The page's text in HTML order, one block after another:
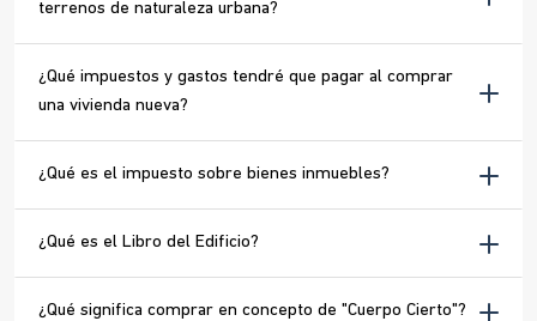
terrenos de naturaleza urbana?
¿Qué impuestos y gastos tendré que pagar al comprar
una vivienda nueva?
¿Qué es el impuesto sobre bienes inmuebles?
¿Qué es el Libro del Edificio?
¿Qué significa comprar en concepto de "Cuerpo Cierto"?